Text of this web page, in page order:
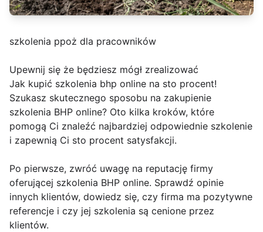
szkolenia ppoż dla pracowników
Upewnij się że będziesz mógł zrealizować
Jak kupić szkolenia bhp online na sto procent!
Szukasz skutecznego sposobu na zakupienie
szkolenia BHP online? Oto kilka kroków, które
pomogą Ci znaleźć najbardziej odpowiednie szkolenie
i zapewnią Ci sto procent satysfakcji.
Po pierwsze, zwróć uwagę na reputację firmy
oferującej szkolenia BHP online. Sprawdź opinie
innych klientów, dowiedz się, czy firma ma pozytywne
referencje i czy jej szkolenia są cenione przez
klientów.